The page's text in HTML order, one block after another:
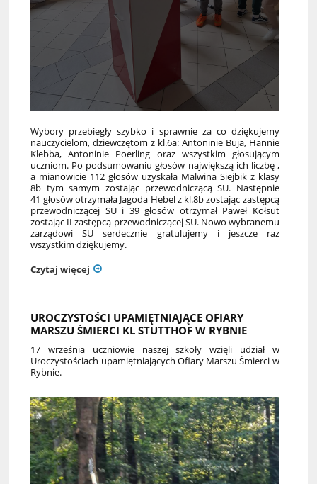
Wybory przebiegły szybko i sprawnie za co dziękujemy
nauczycielom, dziewczętom z kl.6a: Antoninie Buja, Hannie
Klebba, Antoninie Poerling oraz wszystkim głosującym
uczniom. Po podsumowaniu głosów największą ich liczbę ,
a mianowicie 112 głosów uzyskała Malwina Siejbik z klasy
8b tym samym zostając przewodniczącą SU. Następnie
41 głosów otrzymała Jagoda Hebel z kl.8b zostając zastępcą
przewodniczącej SU i 39 głosów otrzymał Paweł Kołsut
zostając II zastępcą przewodniczącej SU. Nowo wybranemu
zarządowi SU serdecznie gratulujemy i jeszcze raz
wszystkim dziękujemy.
Czytaj więcej
UROCZYSTOŚCI UPAMIĘTNIAJĄCE OFIARY
MARSZU ŚMIERCI KL STUTTHOF W RYBNIE
17 września uczniowie naszej szkoły wzięli udział w
Uroczystościach upamiętniających Ofiary Marszu Śmierci w
Rybnie.